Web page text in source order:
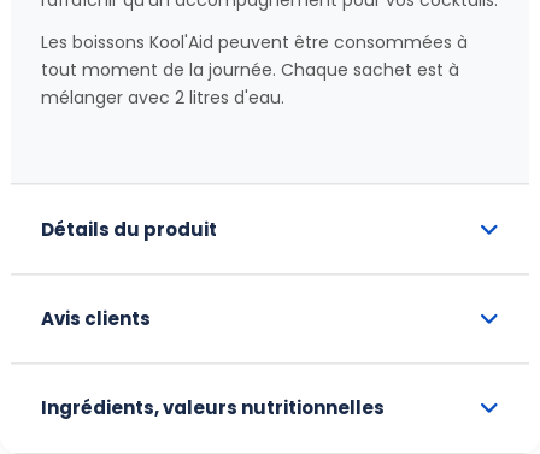
Les boissons Kool'Aid peuvent être consommées à
tout moment de la journée. Chaque sachet est à
mélanger avec 2 litres d'eau.
Détails du produit
Avis clients
Ingrédients, valeurs nutritionnelles